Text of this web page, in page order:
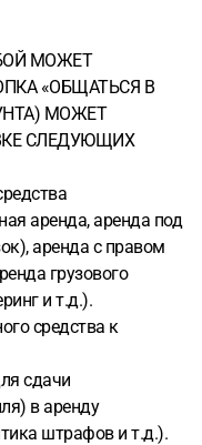
МОЖЕТ
«ОБЩАТЬСЯ В
МОЖЕТ
СЛЕДУЮЩИХ
аренда, аренда под
аренда с правом
грузового
и т.д.).
средства к
сдачи
в аренду
штрафов и т.д.).